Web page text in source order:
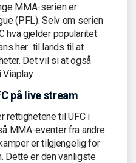
MMA-serien er
(PFL). Selv om serien
hva gjelder popularitet
her til lands til at
Det vil si at også
på live stream
rettighetene til UFC i
MMA-eventer fra andre
er tilgjengelig for
Dette er den vanligste